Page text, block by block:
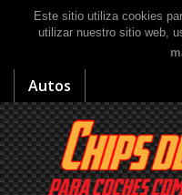
Este sitio utiliza cookies
utilizar nuestro sitio web,
Autos